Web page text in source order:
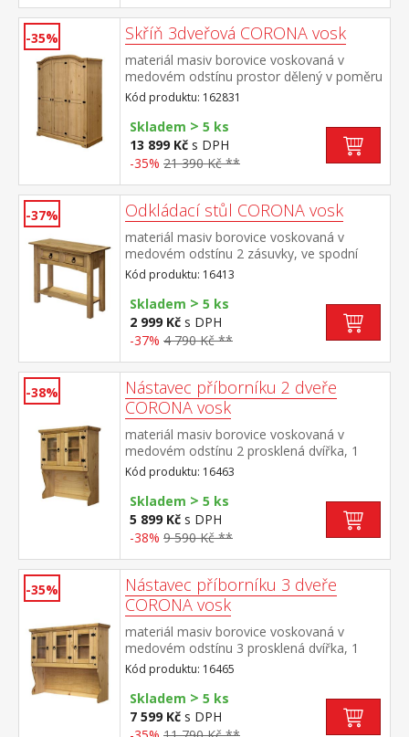
-35% Skříň 3dveřová CORONA vosk
materiál masiv borovice voskovaná v
medovém odstínu prostor dělený v poměru
2:1 širší část šatní tyč a police na klobouky,
užší část 3 police z toho 2 variabilní kovové
ozdobné úchytky součást sestavy Corona
Kód produktu: 162831
Skladem > 5 ks
13 899 Kč s DPH
-35% 21 390 Kč **
-37% Odkládací stůl CORONA vosk
materiál masiv borovice voskovaná v
medovém odstínu 2 zásuvky, ve spodní
části police kovové ozdobné úchytky
součást sestavy Corona
Kód produktu: 16413
Skladem > 5 ks
2 999 Kč s DPH
-37% 4 790 Kč **
-38%
Nástavec příborníku 2 dveře
CORONA vosk
materiál masiv borovice voskovaná v
medovém odstínu 2 prosklená dvířka, 1
police, kovové ozdobné úchytky vhodný
doplněk ke komodě CORONA 16263 nebo
1631 součást sestavy Corona
Kód produktu: 16463
Skladem > 5 ks
5 899 Kč s DPH
-38% 9 590 Kč **
-35%
Nástavec příborníku 3 dveře
CORONA vosk
materiál masiv borovice voskovaná v
medovém odstínu 3 prosklená dvířka, 1
police, kovové ozdobné úchytky vhodný
doplněk ke komodě CORONA 1639 nebo
1632 součást sestavy Corona
Kód produktu: 16465
Skladem > 5 ks
7 599 Kč s DPH